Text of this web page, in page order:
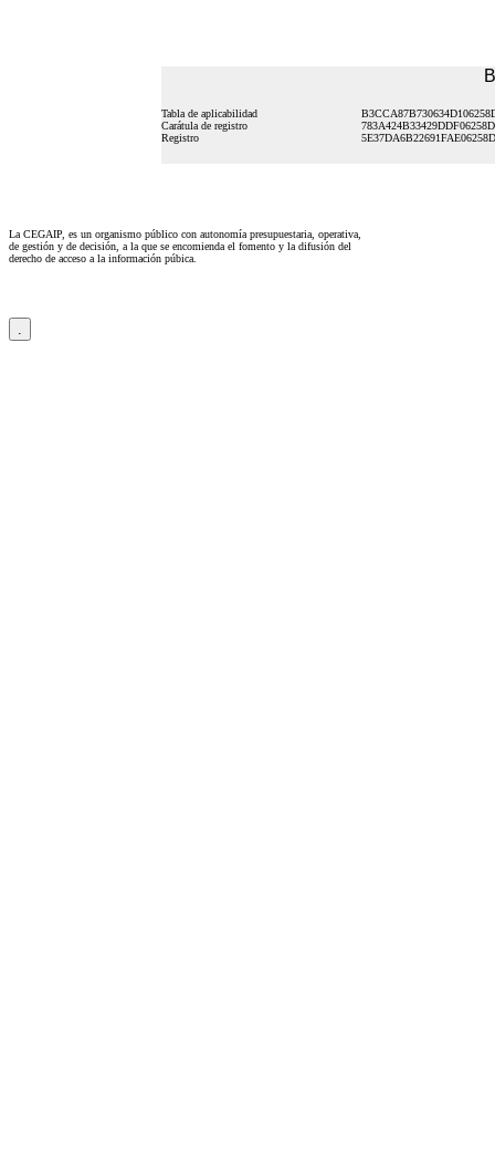
Tabla de aplicabilidad
Carátula de registro
Registro
La CEGAIP, es un organismo público con autonomía presupuestaria, operativa,
de gestión y de decisión, a la que se encomienda el fomento y la difusión del
derecho de acceso a la información púbica.